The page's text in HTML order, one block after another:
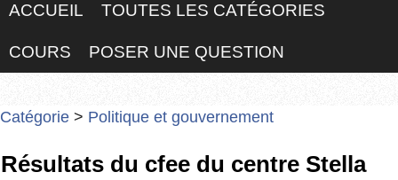
ACCUEIL TOUTES LES CATÉGORIES
COURS POSER UNE QUESTION
Catégorie > Politique et gouvernement
Résultats du cfee du centre Stella